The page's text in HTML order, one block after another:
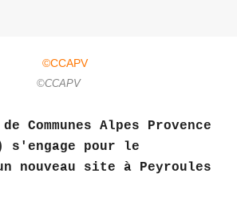
©CCAPV
de Communes Alpes Provence
s'engage pour le
nouveau site à Peyroules